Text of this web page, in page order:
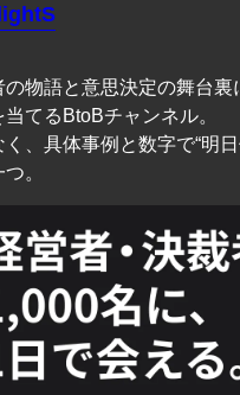
の物語と意思決定の舞台裏
当てるBtoBチャンネル。
く、具体事例と数字で“明
。